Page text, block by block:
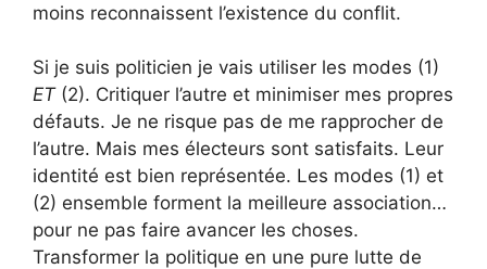
moins reconnaissent l’existence du conflit.
Si je suis politicien je vais utiliser les modes (1)
ET(2). Critiquer l’autre et minimiser mes propres
défauts. Je ne risque pas de me rapprocher de
l’autre. Mais mes électeurs sont satisfaits. Leur
identité est bien représentée. Les modes (1) et
(2) ensemble forment la meilleure association…
pour ne pas faire avancer les choses.
Transformer la politique en une pure lutte de